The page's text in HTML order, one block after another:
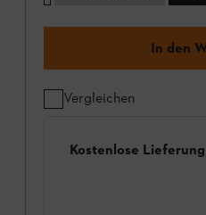
In den
Vergleichen
Kostenlose